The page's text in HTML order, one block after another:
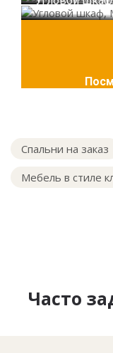
Спальни на заказ
Мебель в стиле
Часто